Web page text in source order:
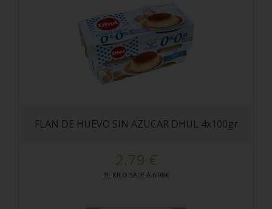
FLAN DE HUEVO SIN AZUCAR DHUL 4x100gr
2.79 €
EL KILO SALE A 6.98€